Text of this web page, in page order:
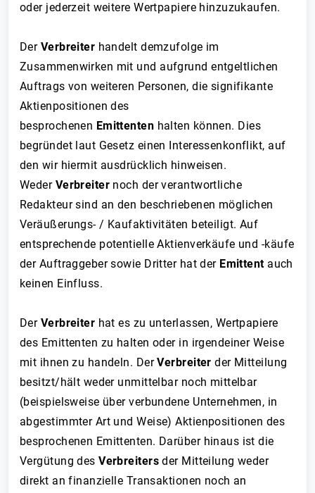
oder jederzeit weitere Wertpapiere hinzuzukaufen.
Der Verbreiter handelt demzufolge im
Zusammenwirken mit und aufgrund entgeltlichen
Auftrags von weiteren Personen, die signifikante
Aktienpositionen des
besprochenen Emittenten halten können. Dies
begründet laut Gesetz einen Interessenkonflikt, auf
den wir hiermit ausdrücklich hinweisen.
Weder Verbreiter noch der verantwortliche
Redakteur sind an den beschriebenen möglichen
Veräußerungs- / Kaufaktivitäten beteiligt. Auf
entsprechende potentielle Aktienverkäufe und -käufe
der Auftraggeber sowie Dritter hat der Emittentauch
keinen Einfluss.
Der Verbreiter hat es zu unterlassen, Wertpapiere
des Emittenten zu halten oder in irgendeiner Weise
mit ihnen zu handeln. DerVerbreiter der Mitteilung
besitzt/hält weder unmittelbar noch mittelbar
(beispielsweise über verbundene Unternehmen, in
abgestimmter Art und Weise) Aktienpositionen des
besprochenen Emittenten. Darüber hinaus ist die
Vergütung desVerbreiters der Mitteilung weder
direkt an finanzielle Transaktionen noch an